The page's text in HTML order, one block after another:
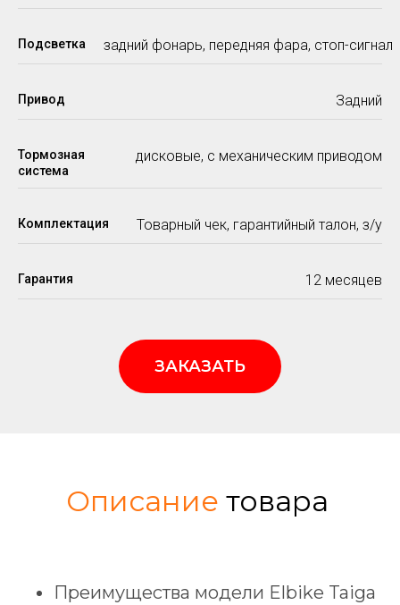
Подсветка задний фонарь, передняя фара, стоп-сигнал
Привод Задний
Тормозная
система
дисковые, с механическим приводом
Комплектация Товарный чек, гарантийный талон, з/у
Гарантия 12 месяцев
ЗАКАЗАТЬ
Описание товара
Преимущества модели Elbike Taiga